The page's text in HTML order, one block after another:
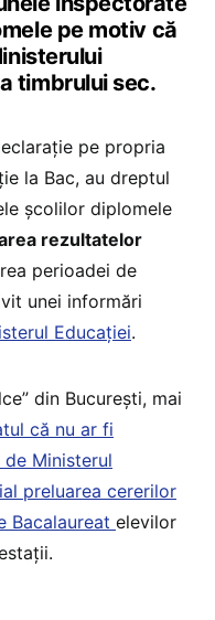
pe motiv că
timbrului sec.
pe propria
la Bac, au dreptul
școlilor diplomele
rezultatelor
perioadei de
unei informări
Educației.
din București, mai
că nu ar fi
Ministerul
preluarea cererilor
Bacalaureat elevilor